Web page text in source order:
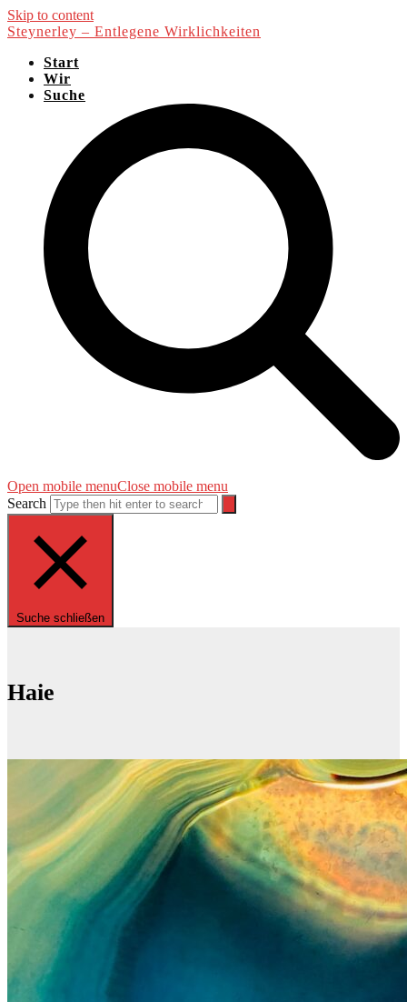
Skip to content
Steynerley – Entlegene Wirklichkeiten
Start
Wir
Suche
Open mobile menuClose mobile menu
Search
Suche schließen
Haie